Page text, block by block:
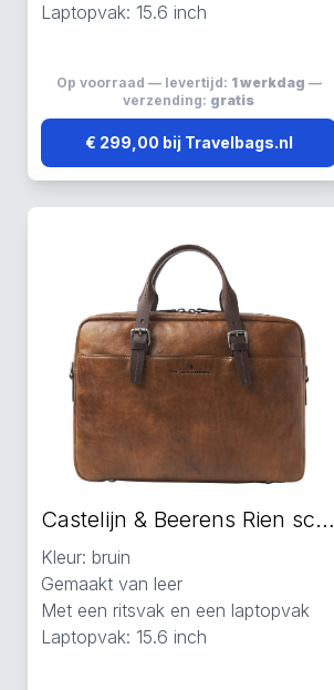
Laptopvak: 15.6 inch
Op voorraad — levertijd: 1 werkdag —
verzending: gratis
€ 299,00 bij Travelbags.nl
Castelijn & Beerens Rien schoudertas bruin
Kleur: bruin
Gemaakt van leer
Met een ritsvak en een laptopvak
Laptopvak: 15.6 inch